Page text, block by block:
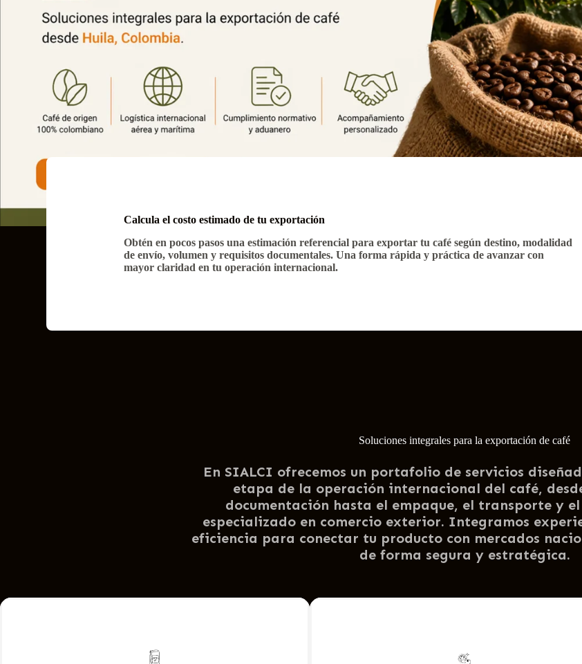
Calcula el costo estimado de tu exportación
Obtén en pocos pasos una estimación referencial para exportar tu café según destino, modalidad
de envío, volumen y requisitos documentales. Una forma rápida y práctica de avanzar con
mayor claridad en tu operación internacional.
Soluciones integrales para la exportación de café
En SIALCI ofrecemos un portafolio de servicios
etapa de la operación internacional del café,
documentación hasta el empaque, el transporte y
especializado en comercio exterior. Integramos
eficiencia para conectar tu producto con mercados
de forma segura y estratégica.